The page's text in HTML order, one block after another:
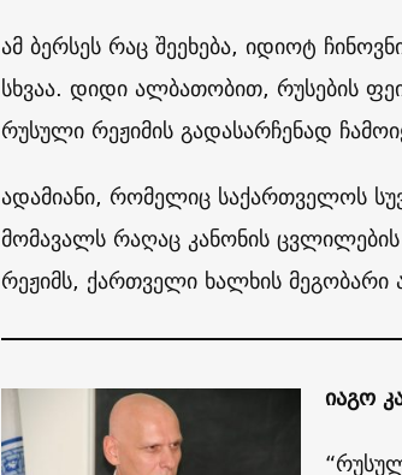
ამ ბერსეს რაც შეეხება, იდიოტ
სხვაა. დიდი ალბათობით, რუსების
რუსული რეჟიმის გადასარჩენად
ადამიანი, რომელიც საქართველოს
მომავალს რაღაც კანონის
რეჟიმს, ქართველი ხალხის მეგობარი
იაგო